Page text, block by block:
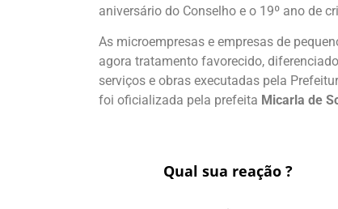
aniversário do Conselho e o 19º ano de
As microempresas e empresas de
agora tratamento favorecido,
serviços e obras executadas pela
foi oficializada pela prefeita Micarla de
Qual sua reação ?